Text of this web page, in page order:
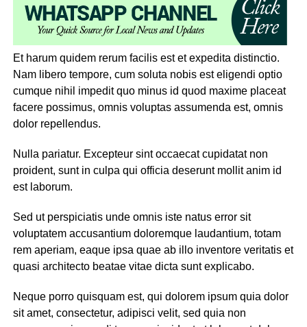
Et harum quidem rerum facilis est et expedita distinctio.
Nam libero tempore, cum soluta nobis est eligendi optio
cumque nihil impedit quo minus id quod maxime placeat
facere possimus, omnis voluptas assumenda est, omnis
dolor repellendus.
Nulla pariatur. Excepteur sint occaecat cupidatat non
proident, sunt in culpa qui officia deserunt mollit anim id
est laborum.
Sed ut perspiciatis unde omnis iste natus error sit
voluptatem accusantium doloremque laudantium, totam
rem aperiam, eaque ipsa quae ab illo inventore veritatis et
quasi architecto beatae vitae dicta sunt explicabo.
Neque porro quisquam est, qui dolorem ipsum quia dolor
sit amet, consectetur, adipisci velit, sed quia non